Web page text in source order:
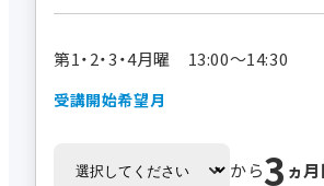
第1・2・3・4月曜 13:00～14:30
受講開始希望月
から3 ヵ